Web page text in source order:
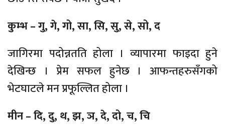
कुम्भ – गु, गे, गो, सा, सि, सु, से, सो, द
जागिरमा पदोन्नतति होला । व्यापारमा फाइदा हुने
देखिन्छ । प्रेम सफल हुनेछ । आफन्तहरुसँगको
भेटघाटले मन प्रफूल्लित होला ।
मीन – दि, दु, थ, झ, ञ, दे, दो, च, चि